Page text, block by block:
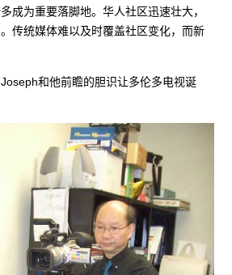
成为重要落脚地。华人社区迅速壮大，
传统媒体难以及时覆盖社区变化，而新
和他前瞻的胆识让多伦多电视诞